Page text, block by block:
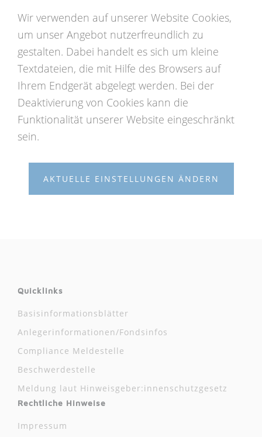
Wir verwenden auf unserer Website Cookies,
um unser Angebot nutzerfreundlich zu
gestalten. Dabei handelt es sich um kleine
Textdateien, die mit Hilfe des Browsers auf
Ihrem Endgerät abgelegt werden. Bei der
Deaktivierung von Cookies kann die
Funktionalität unserer Website eingeschränkt
sein.
AKTUELLE EINSTELLUNGEN ÄNDERN
Quicklinks
Basisinformationsblätter
Anlegerinformationen/Fondsinfos
Compliance Meldestelle
Beschwerdestelle
Meldung laut Hinweisgeber:innenschutzgesetz
Rechtliche Hinweise
Impressum